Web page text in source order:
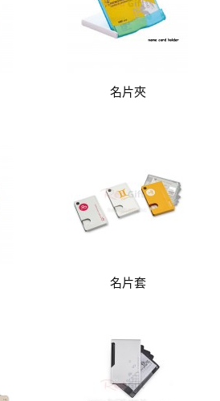
名片夾
名片套